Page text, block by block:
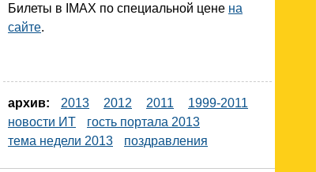
Билеты в IMAX по специальной цене на
сайте.
архив: 2013 2012 2011
1999-2011
новости ИТ
гость портала 2013
тема недели 2013
поздравления